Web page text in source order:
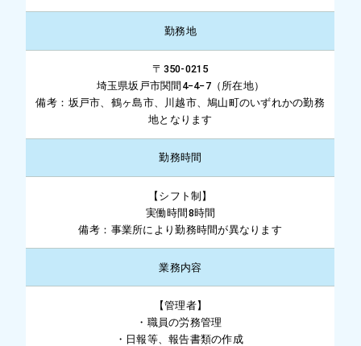
勤務地
〒350-0215
埼玉県坂戸市関間4−4−7（所在地）
備考：坂戸市、鶴ヶ島市、川越市、鳩山町のいずれかの勤務
地となります
勤務時間
【シフト制】
実働時間8時間
備考：事業所により勤務時間が異なります
業務内容
【管理者】
・職員の労務管理
・日報等、報告書類の作成